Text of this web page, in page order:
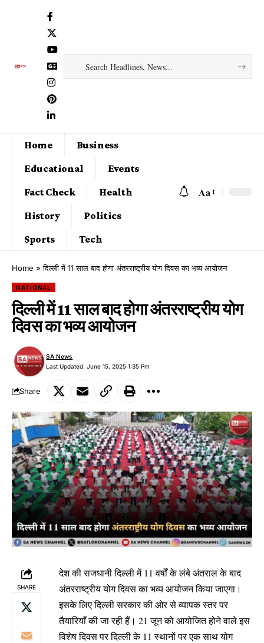
Home
Business
Educational
Events
Fact Check
Health
History
Politics
Sports
Tech
Aa
Home »दिल्ली में 11 साल बाद होगा अंतरराष्ट्रीय योग दिवस का भव्य आयोजन
NATIONAL
दिल्ली में 11 साल बाद होगा अंतरराष्ट्रीय योग
दिवस का भव्य आयोजन
Last Updated: June 15, 2025 1:35 Pm
SA News
Share
SHARE
देश की राजधानी दिल्ली में 11 वर्षों के लंबे अंतराल के बाद
अंतरराष्ट्रीय योग दिवस का भव्य आयोजन किया जाएगा।
इसके लिए दिल्ली सरकार की ओर से व्यापक स्तर पर
तैयारियाँ की जा रही हैं। 21 जून को आयोजित होने वाले इस
विशेष दिवस पर दिल्ली के 11 स्थानों पर एक साथ योग